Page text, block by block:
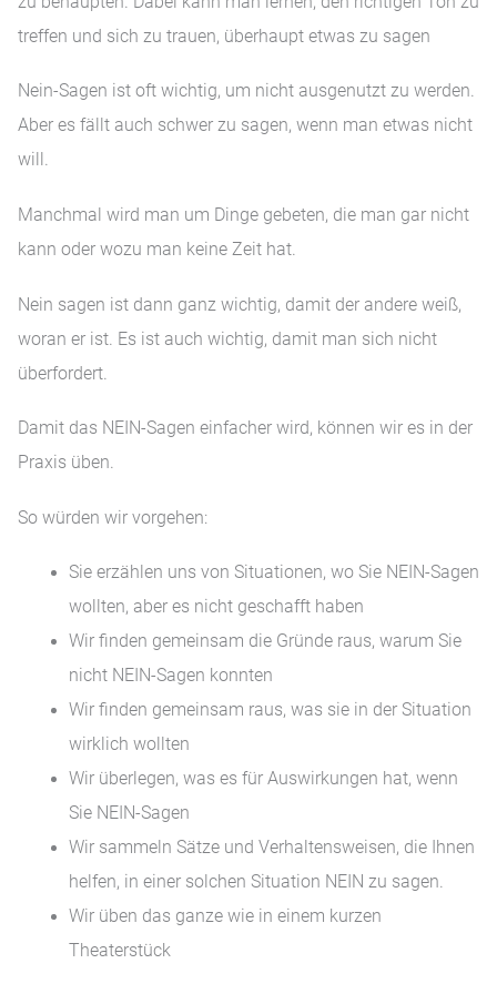
treffen und sich zu trauen, überhaupt etwas zu sagen
Nein-Sagen ist oft wichtig, um nicht ausgenutzt zu werden.
Aber es fällt auch schwer zu sagen, wenn man etwas nicht
will.
Manchmal wird man um Dinge gebeten, die man gar nicht
kann oder wozu man keine Zeit hat.
Nein sagen ist dann ganz wichtig, damit der andere weiß,
woran er ist. Es ist auch wichtig, damit man sich nicht
überfordert.
Damit das NEIN-Sagen einfacher wird, können wir es in der
Praxis üben.
So würden wir vorgehen:
Sie erzählen uns von Situationen, wo Sie NEIN-Sagen
wollten, aber es nicht geschafft haben
Wir finden gemeinsam die Gründe raus, warum Sie
nicht NEIN-Sagen konnten
Wir finden gemeinsam raus, was sie in der Situation
wirklich wollten
Wir überlegen, was es für Auswirkungen hat, wenn
Sie NEIN-Sagen
Wir sammeln Sätze und Verhaltensweisen, die Ihnen
helfen, in einer solchen Situation NEIN zu sagen.
Wir üben das ganze wie in einem kurzen
Theaterstück